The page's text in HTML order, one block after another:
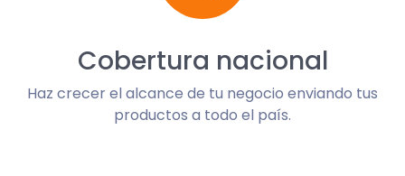
Cobertura nacional
Haz crecer el alcance de tu negocio enviando tus
productos a todo el país.